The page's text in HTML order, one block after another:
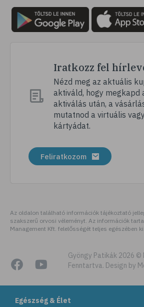
Egészség & Élet
# pszichológia
# hátfájás
# vérnyomáscsökkentés
# megfázás
# influenza
# fertőző betegségek
# köhögés
# immunerősítés
# kézmosás
# szépségápolás
# bőrápolás
# izlandi zuzmó
Iratkozz fel
Nézd meg az aktuális
aktiváld, hogy megkapd
aktiválás után, a
mutatnod a virtuális
kártyádat.
Feliratkozom
Az oldalon található információk tájékoztató
szakszerű orvosi véleményt. Az információk
Management Kft. felelősségét teljes egészében
Gyöngy Patikák 2026 ©
Fenntartva. Design by